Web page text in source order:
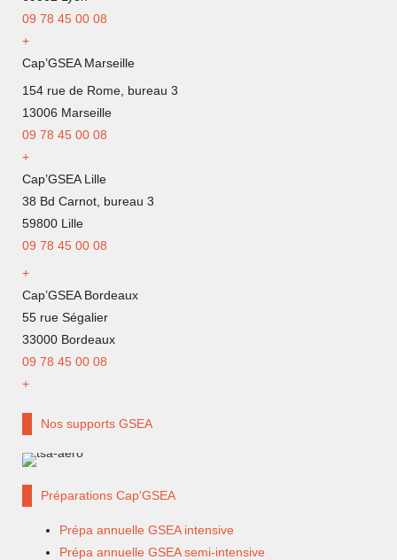
09 78 45 00 08
+
Cap’GSEA Marseille
154 rue de Rome, bureau 3
13006 Marseille
09 78 45 00 08
+
Cap’GSEA Lille
38 Bd Carnot, bureau 3
59800 Lille
09 78 45 00 08
+
Cap’GSEA Bordeaux
55 rue Ségalier
33000 Bordeaux
09 78 45 00 08
+
Nos supports GSEA
Préparations Cap'GSEA
Prépa annuelle GSEA intensive
Prépa annuelle GSEA semi-intensive